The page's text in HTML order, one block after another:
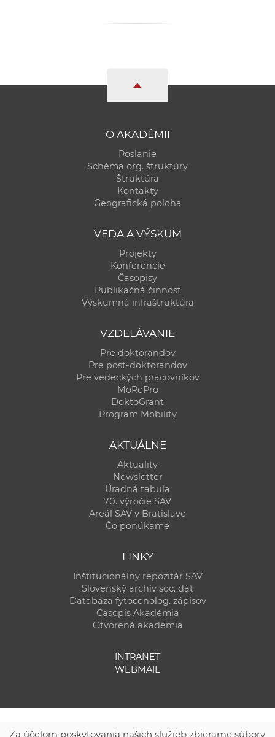
O AKADÉMII
Poslanie
Schéma org. štruktúry
Štruktúra
Kontakty
Geografická poloha
VEDA A VÝSKUM
Projekty
Konferencie
Časopisy
Publikačná činnosť
Výskumná infraštruktúra
VZDELÁVANIE
Pre doktorandov
Pre post-doktorandov
Pre vedeckých pracovníkov
MoRePro
DoktoGrant
Program Mobility
AKTUÁLNE
Aktuality
Newsletter
Úradná tabuľa
70. výročie SAV
Areál SAV v Bratislave
Čo ponúkame
LINKY
Inštitucionálny repozitár SAV
Slovenský archív soc. dát
Databáza fytocenolog. zápisov
Časopis Akadémia
Otvorená akadémia
INTRANET
WEBMAIL
Za účelom poskytovania našich služieb zbierame súbory